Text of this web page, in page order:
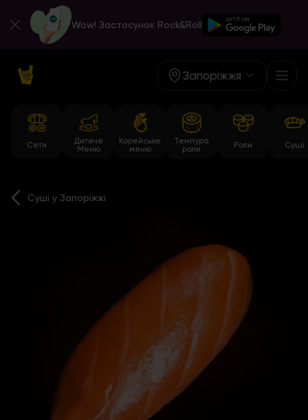
Wow! Застосунок Rock&Roll
Запоріжжя
Сети
Дитяче
Меню
Корейське
меню
Темпура
роли
Роли Суші
Суші у Запоріжжі